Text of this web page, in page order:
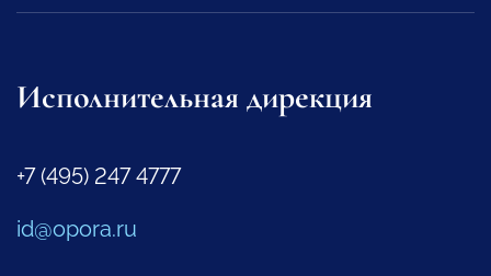
Исполнительная дирекция
+7 (495) 247 4777
id@opora.ru